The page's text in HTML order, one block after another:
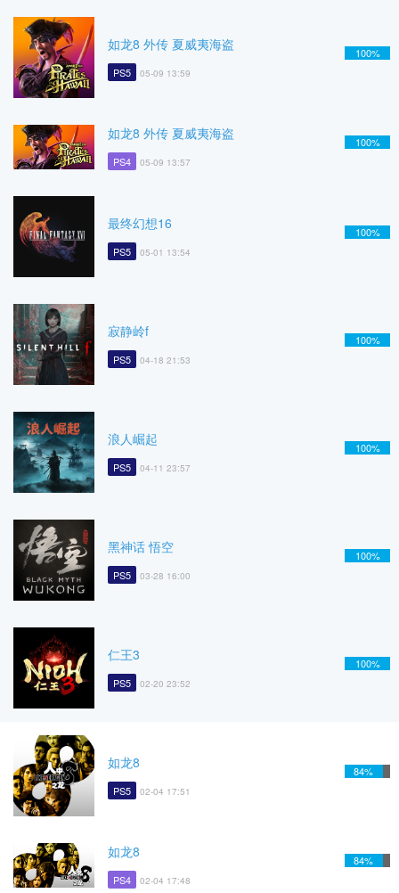
如龙8 外传 夏威夷海盗
PS5 05-09 13:59
100%
如龙8 外传 夏威夷海盗
PS4 05-09 13:57
100%
最终幻想16
PS5 05-01 13:54
100%
寂静岭f
PS5 04-18 21:53
100%
浪人崛起
PS5 04-11 23:57
100%
黑神话 悟空
PS5 03-28 16:00
100%
仁王3
PS5 02-20 23:52
100%
如龙8
PS5 02-04 17:51
84%
如龙8
PS4 02-04 17:48
84%